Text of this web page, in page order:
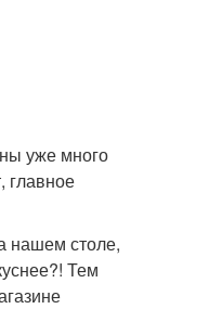
уже много
главное
нашем столе,
Тем